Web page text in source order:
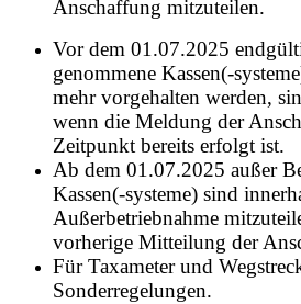
Anschaffung mitzuteilen.
Vor dem 01.07.2025
genommene Kassen(-
mehr vorgehalten werden,
wenn die Meldung der
Zeitpunkt bereits erfolgt ist.
Ab dem 01.07.2025 außer
Kassen(-systeme) sind
Außerbetriebnahme
vorherige Mitteilung der
Für Taxameter und
Sonderregelungen.